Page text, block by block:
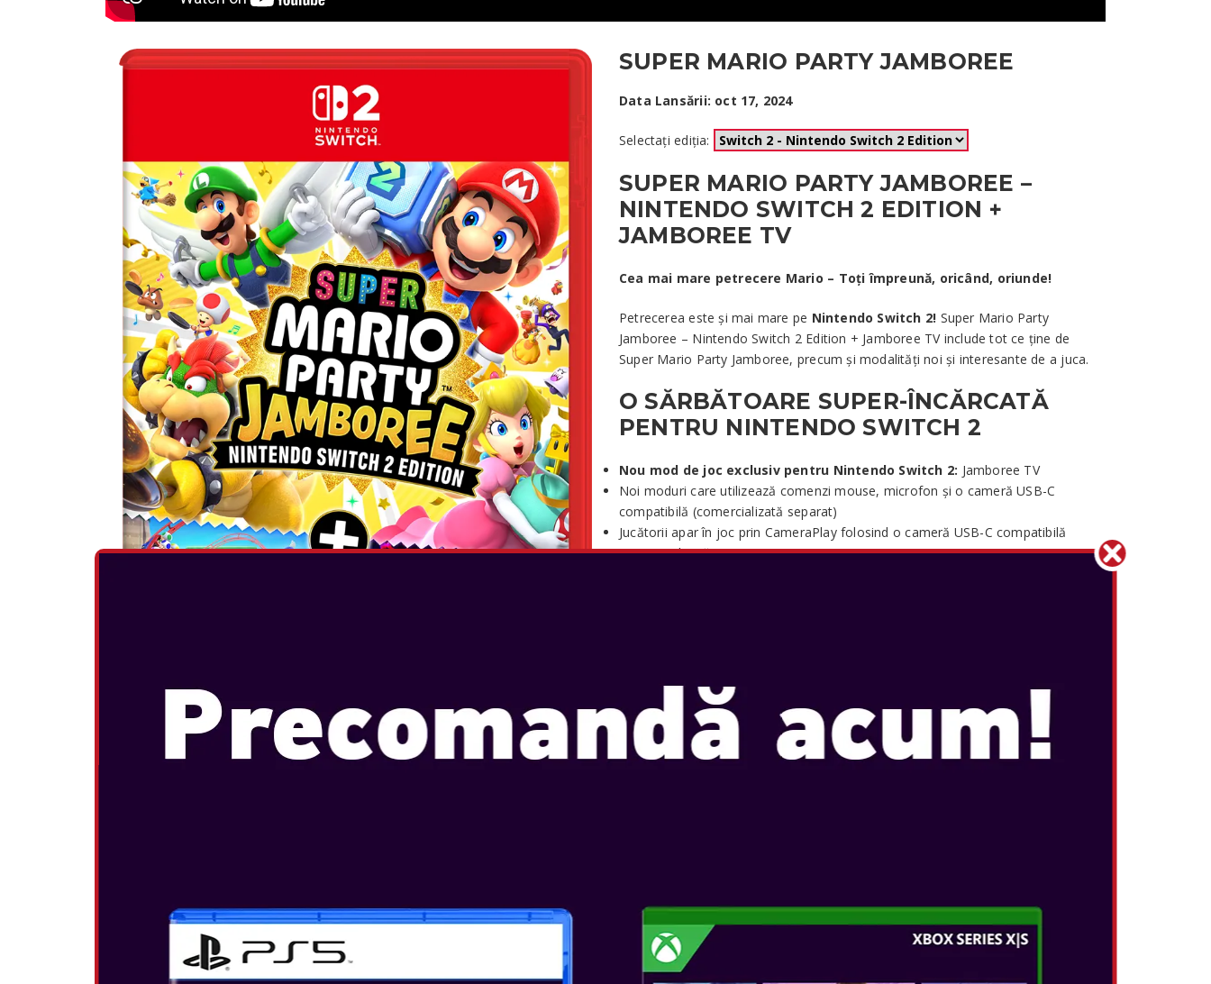
SUPER MARIO PARTY JAMBOREE
Data Lansării: oct 17, 2024
Selectați ediția:
SUPER MARIO PARTY JAMBOREE –
NINTENDO SWITCH 2 EDITION +
JAMBOREE TV
Cea mai mare petrecere Mario – Toți împreună, oricând, oriunde!
Petrecerea este și mai mare pe Nintendo Switch 2! Super Mario Party
Jamboree – Nintendo Switch 2 Edition + Jamboree TV include tot ce ține de
Super Mario Party Jamboree, precum și modalități noi și interesante de a juca.
O SĂRBĂTOARE SUPER-ÎNCĂRCATĂ
PENTRU NINTENDO SWITCH 2
Nou mod de joc exclusiv pentru Nintendo Switch 2: Jamboree TV
Noi moduri care utilizează comenzi mouse, microfon și o cameră USB-C
compatibilă (comercializată separat)
Jucătorii apar în joc prin CameraPlay folosind o cameră USB-C compatibilă
(comercializată separat)
JAMBOREE TV
Urcă pe scenă pentru că Jamboree TV se concentrează pe participarea
publicului! Folosește comenzi de mișcare complete în anumite moduri, fă
cameră USB-C compatibilă (se vinde separat)! Vezi reacțiile tuturor cu
CameraPlay
– fie că fură cu mândrie o Stea sau sunt în mijlocul haosului din
minijocuri.